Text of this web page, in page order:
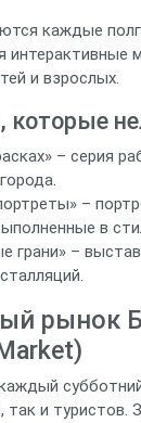
каждые
интерактивные
и взрослых.
которые
– серия
–
в
грани» –
рынок
так и туристов.